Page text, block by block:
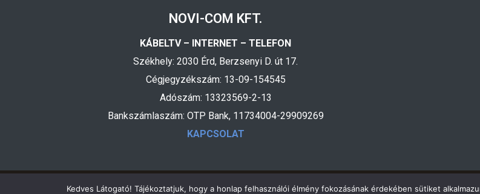
NOVI-COM KFT.
KÁBELTV – INTERNET – TELEFON
Székhely: 2030 Érd, Berzsenyi D. út 17.
Cégjegyzékszám: 13-09-154545
Adószám: 13323569-2-13
Bankszámlaszám: OTP Bank, 11734004-29909269
KAPCSOLAT
Kedves Látogató! Tájékoztatjuk, hogy a honlap felhasználói élmény fokozásának érdekében sütiket